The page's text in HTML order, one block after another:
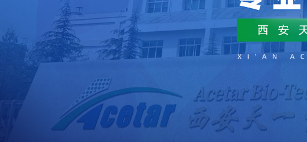
在线留言